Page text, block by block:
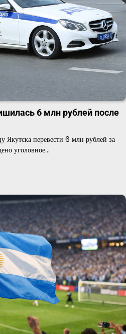
6 млн рублей после
перевести 6 млн рублей за
уголовное…